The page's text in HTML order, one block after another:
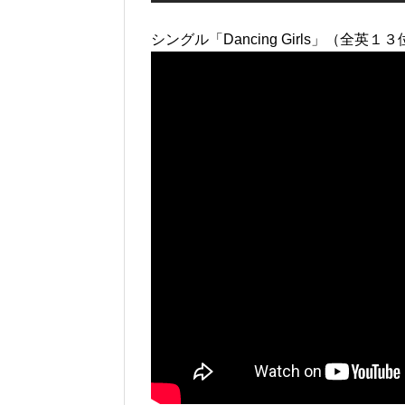
シングル「Dancing Girls」（全英１３